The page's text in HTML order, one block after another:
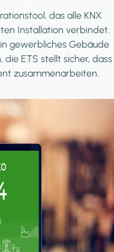
das alle KNX
Installation verbindet.
gewerbliches Gebäude
ETS stellt sicher, dass
zusammenarbeiten.